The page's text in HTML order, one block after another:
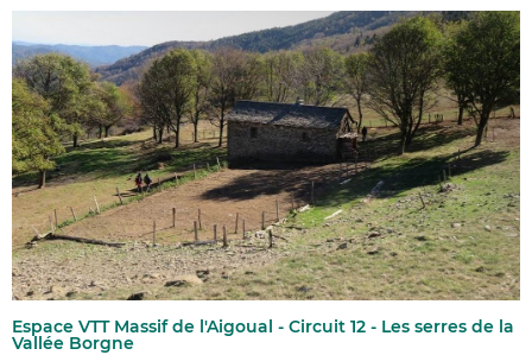
Espace VTT Massif de l'Aigoual - Circuit 12 - Les serres de la
Vallée Borgne